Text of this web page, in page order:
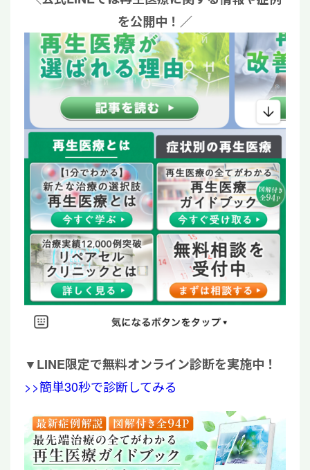
を公開中！／
▼LINE限定で無料オンライン診断を実施中！
>>簡単30秒で診断してみる